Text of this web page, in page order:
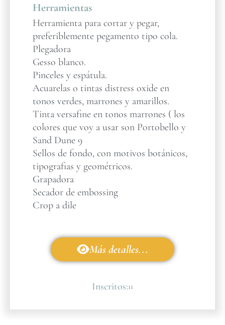
Herramientas
Herramienta para cortar y pegar,
preferiblemente pegamento tipo cola.
Plegadora
Gesso blanco.
Pinceles y espátula.
Acuarelas o tintas distress oxide en
tonos verdes, marrones y amarillos.
Tinta versafine en tonos marrones ( los
colores que voy a usar son Portobello y
Sand Dune 9
Sellos de fondo, con motivos botánicos,
tipografias y geométricos.
Grapadora
Secador de embossing
Crop a dile
Más detalles...
Inscritos:11